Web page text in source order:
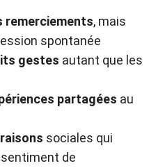
remerciements, mais
spontanée
gestes autant que les
partagées au
sociales qui
de